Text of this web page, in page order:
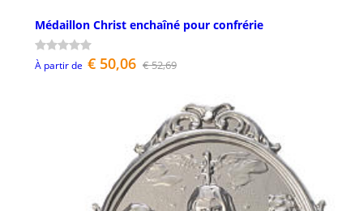
Médaillon Christ enchaîné pour confrérie
À partir de € 50,06 € 52,69